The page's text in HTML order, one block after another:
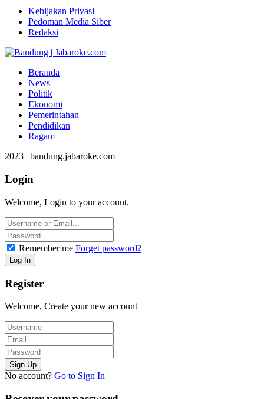
Kebijakan Privasi
Pedoman Media Siber
Redaksi
Beranda
News
Politik
Ekonomi
Pemerintahan
Pendidikan
Ragam
2023 | bandung.jabaroke.com
Login
Welcome, Login to your account.
Remember me Forget password?
Register
Welcome, Create your new account
No account? Go to Sign In